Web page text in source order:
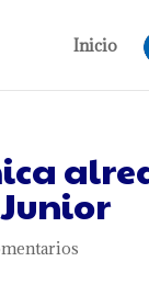
Inicio